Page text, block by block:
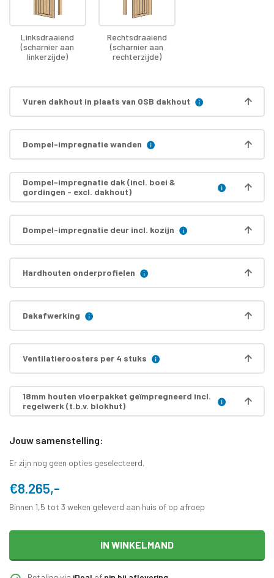
Linksdraaiend
(scharnier aan
linkerzijde)
Rechtsdraaiend
(scharnier aan
rechterzijde)
Vuren dakhout in plaats van OSB dakhout
Dompel-impregnatie wanden
Dompel-impregnatie dak (incl. boei &
gordingen - excl. dakhout)
Dompel-impregnatie deur incl. kozijn
Hardhouten onderprofielen
Dakafwerking
Ventilatieroosters per 4 stuks
18mm houten vloerpakket geïmpregneerd incl.
regelwerk (t.b.v. blokhut)
Jouw samenstelling:
Er zijn nog geen opties geselecteerd.
€8.265,-
Binnen 1,5 tot 3 weken geleverd aan huis of op afroep
IN WINKELMAND